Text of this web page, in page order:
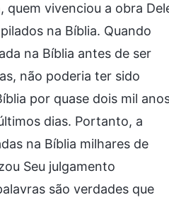
quem vivenciou a obra
na Bíblia. Quando
na Bíblia antes de ser
não poderia ter sido
por quase dois mil
dias. Portanto, a
na Bíblia milhares de
Seu julgamento
são verdades que